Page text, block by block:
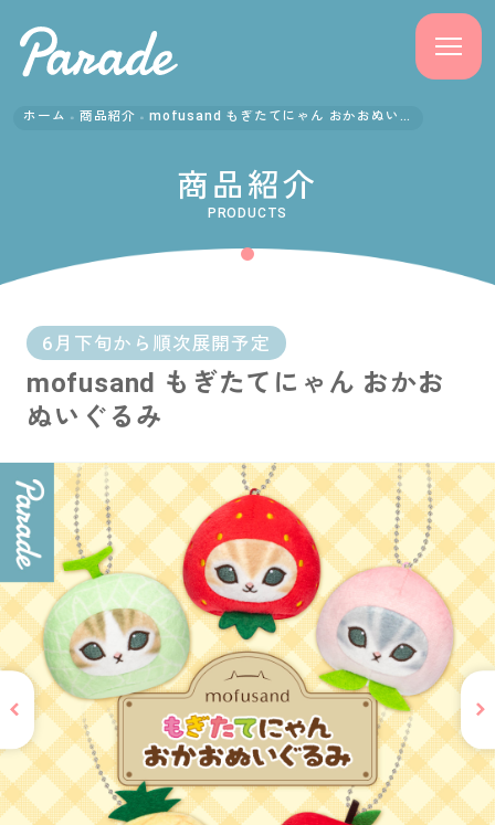
よくある質問
会社概要
採用情報
お問い合わせ
PRIZE 公式 X
PRIZE 公式 Instagram
CAPSULE TOY 公式 X
CAPSULE TOY 公式 Instagram
ホーム 商品紹介 mofusand もぎたてにゃん おかおぬいぐるみ
商品紹介
PRODUCTS
6月下旬から順次展開予定
mofusand もぎたてにゃん おかお
ぬいぐるみ